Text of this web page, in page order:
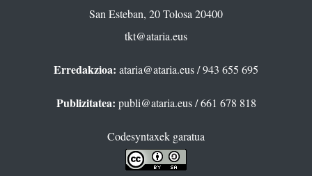
San Esteban, 20 Tolosa 20400
tkt@ataria.eus
Erredakzioa: ataria@ataria.eus/ 943 655 695
Publizitatea: publi@ataria.eus/ 661 678 818
Codesyntaxek garatua